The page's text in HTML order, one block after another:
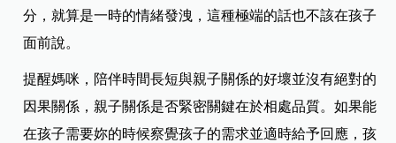
分，就算是一時的情緒發洩，這種極端的話也不該在孩子
面前說。
提醒媽咪，陪伴時間長短與親子關係的好壞並沒有絕對的
因果關係，親子關係是否緊密關鍵在於相處品質。如果能
在孩子需要妳的時候察覺孩子的需求並適時給予回應，孩